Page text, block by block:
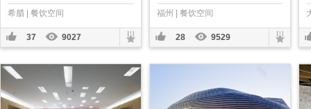
希腊 | 餐饮空间
37 9027
福州 | 餐饮空间
28 9529